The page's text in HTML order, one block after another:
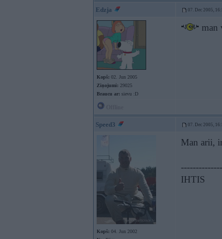
Edzja 07. Dec 2005,
Kopš: 02. Jun 2005
Ziņojumi: 29025
Braucu ar: sievu :D
man
Speed3 07. Dec 2005,
Kopš: 04. Jun 2002
Man arii,
IHTIS